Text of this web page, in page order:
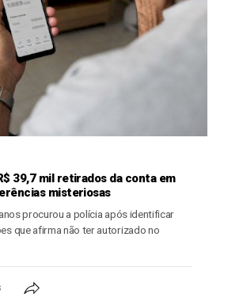
39,7 mil retirados da conta em
misteriosas
procurou a polícia após identificar
que afirma não ter autorizado no